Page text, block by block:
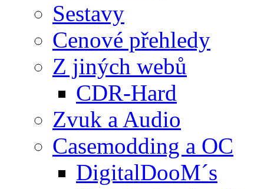
Sestavy
Cenové přehledy
Z jiných webů
CDR-Hard
Zvuk a Audio
Casemodding a OC
DigitalDooM´s